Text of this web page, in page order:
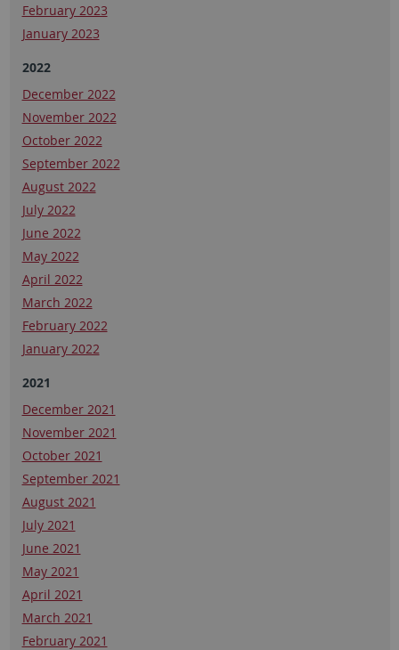
February 2023
January 2023
2022
December 2022
November 2022
October 2022
September 2022
August 2022
July 2022
June 2022
May 2022
April 2022
March 2022
February 2022
January 2022
2021
December 2021
November 2021
October 2021
September 2021
August 2021
July 2021
June 2021
May 2021
April 2021
March 2021
February 2021